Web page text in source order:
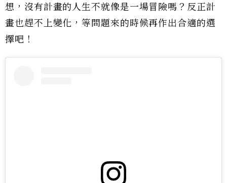
想，沒有計畫的人生不就像是一場冒險嗎？反正計
畫也趕不上變化，等問題來的時候再作出合適的選
擇吧！